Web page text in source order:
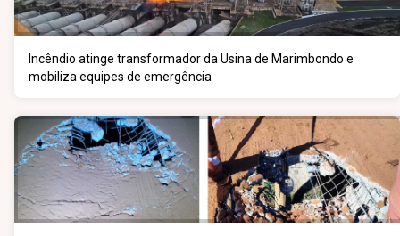
Incêndio atinge transformador da Usina de Marimbondo e
mobiliza equipes de emergência